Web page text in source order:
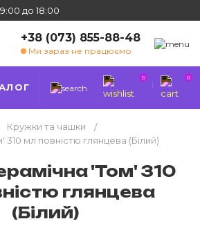
до 18:00
+38 (073) 855-88-48
Ми зараз не працюємо
0 0
Кружки та чашки
мл повністю глянцева (Білий)
'Том' 310
глянцева
(Білий)